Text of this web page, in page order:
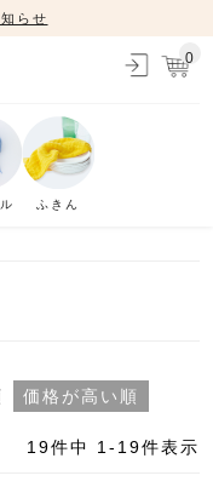
らせ
0
ふきん
価格が高い順
19件中 1 - 19件表示